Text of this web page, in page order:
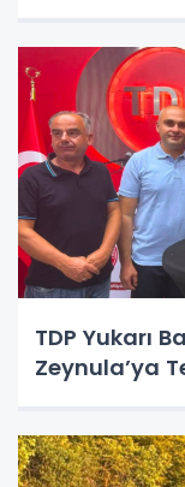
TDP Yukarı
Zeynula’ya